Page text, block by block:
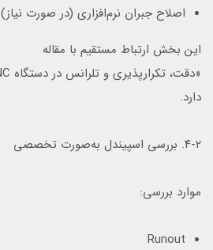
اصلاح جبران نرم‌افزاری (در صورت نیاز)
این بخش ارتباط مستقیم با مقاله
«دقت، تکرارپذیری و تلرانس در دستگاه CNC»
دارد.
۴-۲. بررسی اسپیندل به‌صورت تخصصی
موارد بررسی:
Runout